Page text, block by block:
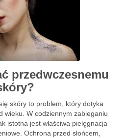
przedwczesnemu
skóry to problem, który dotyka
wieku. W codziennym zabieganiu
istotna jest właściwa pielęgnacja
Ochrona przed słońcem,